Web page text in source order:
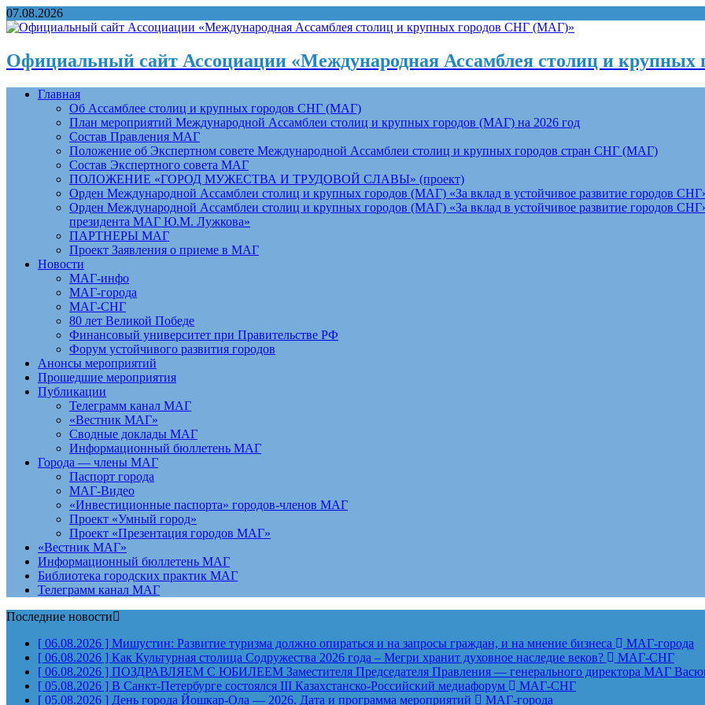
07.08.2026
Официальный сайт Ассоциации «Международная Ассамблея столиц и
Главная
Об Ассамблее столиц и крупных городов СНГ (МАГ)
План мероприятий Международной Ассамблеи столиц и крупных городов (МАГ) на 2026 год
Состав Правления МАГ
Положение об Экспертном совете Международной Ассамблеи столиц и крупных городов стран СНГ (МАГ)
Состав Экспертного совета МАГ
ПОЛОЖЕНИЕ «ГОРОД МУЖЕСТВА И ТРУДОВОЙ СЛАВЫ» (проект)
Орден Международной Ассамблеи столиц и крупных городов (МАГ) «За вклад в устойчивое развитие городов
Орден Международной Ассамблеи столиц и крупных городов (МАГ) «За вклад в устойчивое развитие городов
президента МАГ Ю.М. Лужкова»
ПАРТНЕРЫ МАГ
Проект Заявления о приеме в МАГ
Новости
МАГ-инфо
МАГ-города
МАГ-СНГ
80 лет Великой Победе
Финансовый университет при Правительстве РФ
Форум устойчивого развития городов
Анонсы мероприятий
Прошедшие мероприятия
Публикации
Телеграмм канал МАГ
«Вестник МАГ»
Сводные доклады МАГ
Информационный бюллетень МАГ
Города — члены МАГ
Паспорт города
МАГ-Видео
«Инвестиционные паспорта» городов-членов МАГ
Проект «Умный город»
Проект «Презентация городов МАГ»
«Вестник МАГ»
Информационный бюллетень МАГ
Библиотека городских практик МАГ
Телеграмм канал МАГ
Последние новости
[ 06.08.2026 ] Мишустин: Развитие туризма должно опираться и на запросы граждан, и на мнение бизнеса
МАГ-города
[ 06.08.2026 ] Как Культурная столица Содружества 2026 года – Мегри хранит духовное наследие веков?
МАГ-СНГ
[ 06.08.2026 ] ПОЗДРАВЛЯЕМ С ЮБИЛЕЕМ Заместителя Председателя Правления — генерального директора МАГ
[ 05.08.2026 ] В Санкт-Петербурге состоялся III Казахстанско-Российский медиафорум
МАГ-СНГ
[ 05.08.2026 ] День города Йошкар-Ола — 2026. Дата и программа мероприятий
МАГ-города